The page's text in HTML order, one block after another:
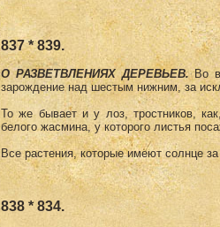
837 * 839.
О РАЗВЕТВЛЕНИЯХ ДЕРЕВЬЕВ.Во
зарождение над шестым нижним, за
То же бывает и у лоз, тростников,
белого жасмина, у которого листья
Все растения, которые имеют солнце
838 * 834.